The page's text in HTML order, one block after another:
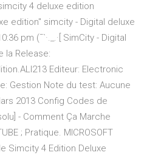
4 deluxe edition
edition" simcity - Digital deluxe
pm (¯`·._.·[ SimCity - Digital
la Release:
Editeur: Electronic
Gestion Note du test: Aucune
2013 Config Codes de
- Comment Ça Marche
; Pratique. MICROSOFT
Simcity 4 Edition Deluxe